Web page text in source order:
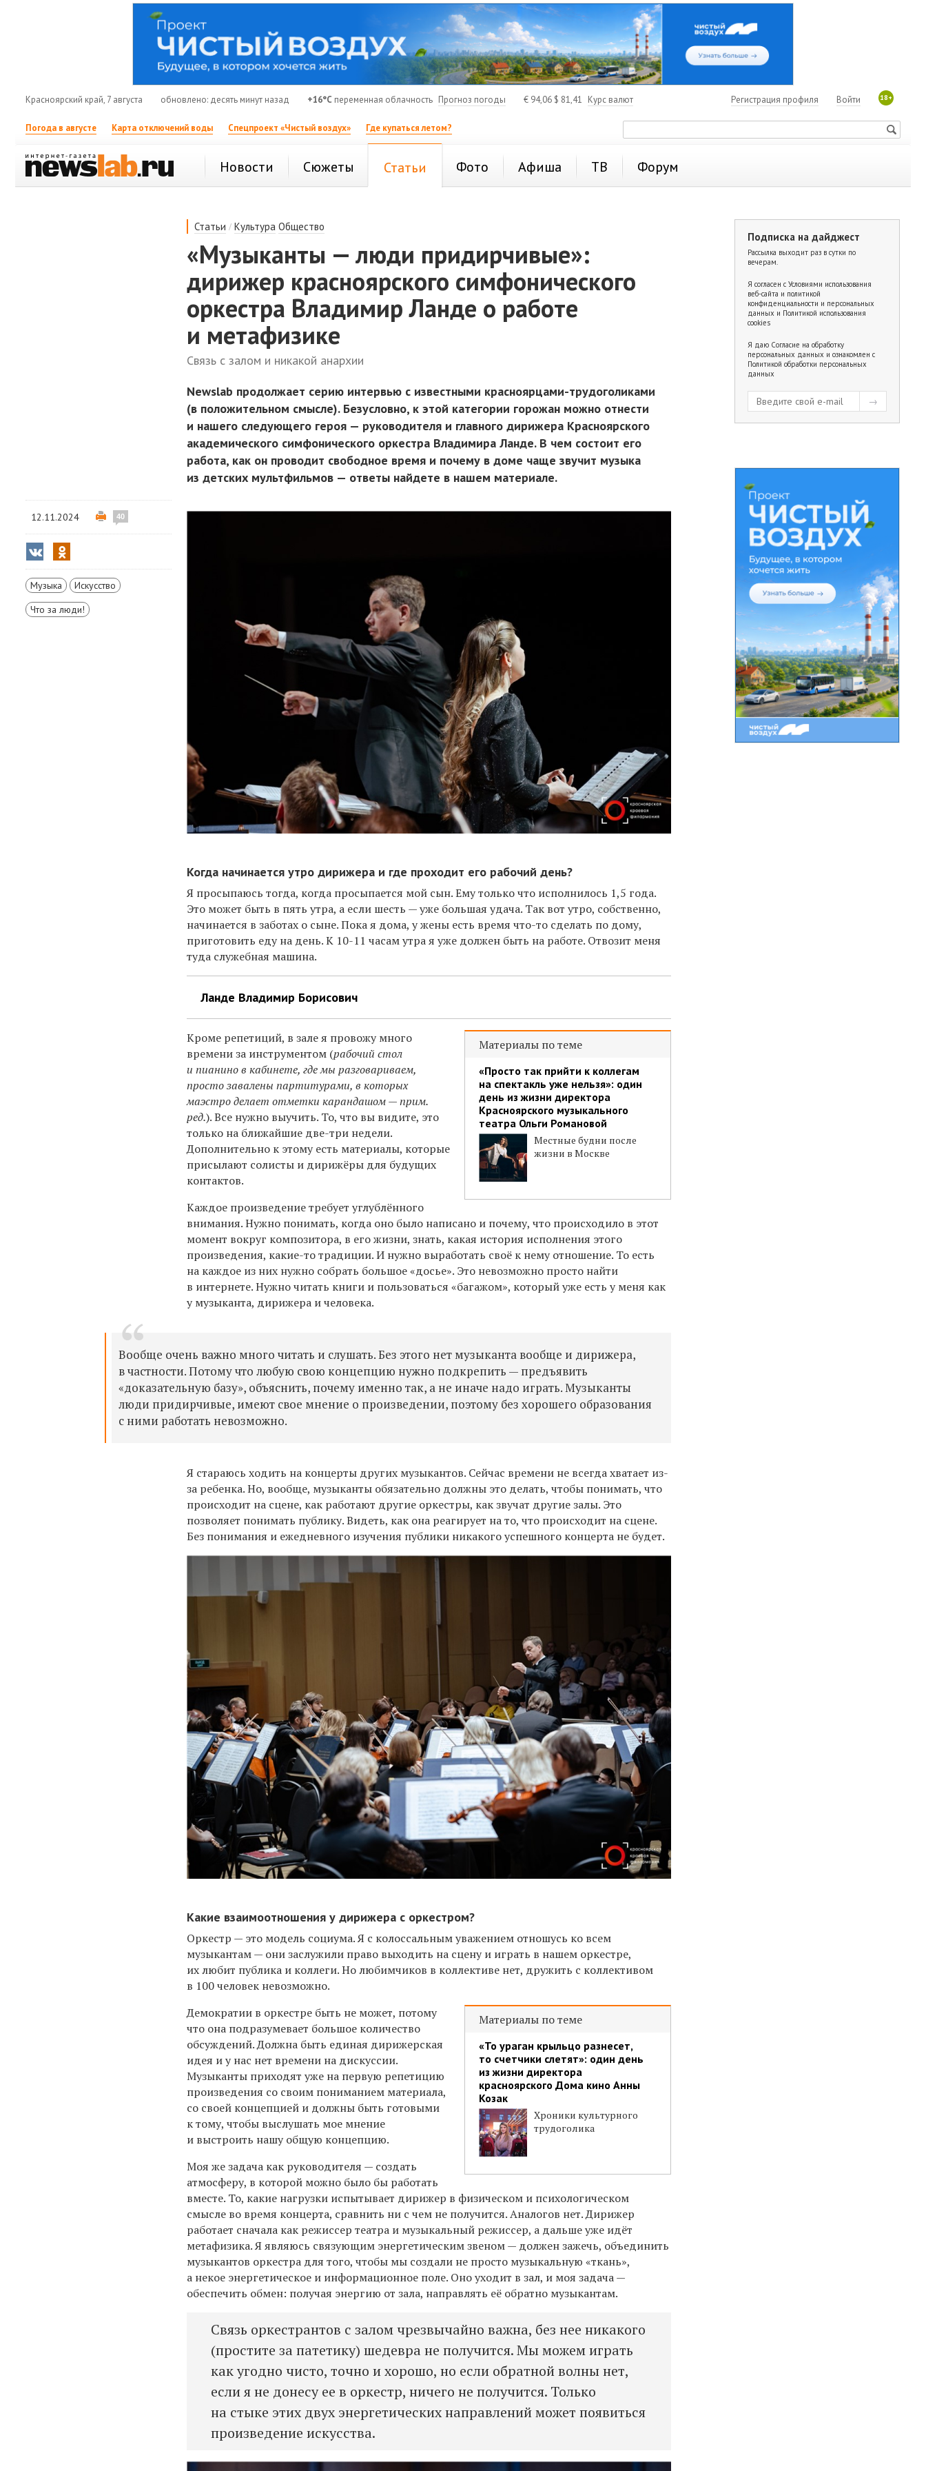
Красноярский край, 7 августа обновлено: десять минут назад +16°C переменная облачность Прогноз погоды € 94,06 $ 81,41 Курс валют 18+
Войти
Регистрация профиля
Погода в августе Карта отключений воды Спецпроект «Чистый воздух» Где купаться летом?
Новости Сюжеты Статьи Фото Афиша ТВ Форум
Статьи /Культура Общество
«Музыканты — люди придирчивые»:
дирижер красноярского симфонического
оркестра Владимир Ланде о работе
и метафизике
Связь с залом и никакой анархии
Newslab продолжает серию интервью с известными красноярцами-трудоголиками
(в положительном смысле). Безусловно, к этой категории горожан можно отнести
и нашего следующего героя — руководителя и главного дирижера Красноярского
академического симфонического оркестра Владимира Ланде. В чем состоит его
работа, как он проводит свободное время и почему в доме чаще звучит музыка
из детских мультфильмов — ответы найдете в нашем материале.
12.11.2024 40
Музыка
Искусство
Что за люди!
Когда начинается утро дирижера и где проходит его рабочий день?
Я просыпаюсь тогда, когда просыпается мой сын. Ему только что исполнилось 1,5 года.
Это может быть в пять утра, а если шесть — уже большая удача. Так вот утро, собственно,
начинается в заботах о сыне. Пока я дома, у жены есть время что-то сделать по дому,
приготовить еду на день. К 10-11 часам утра я уже должен быть на работе. Отвозит меня
туда служебная машина.
Ланде Владимир Борисович
Материалы по теме
«Просто так прийти к коллегам
на спектакль уже нельзя»: один
день из жизни директора
Красноярского музыкального
театра Ольги Романовой
Местные будни после
жизни в Москве
Кроме репетиций, в зале я провожу много
времени за инструментом (рабочий стол
и пианино в кабинете, где мы разговариваем,
просто завалены партитурами, в которых
маэстро делает отметки карандашом — прим.
ред.). Все нужно выучить. То, что вы видите, это
только на ближайшие две-три недели.
Дополнительно к этому есть материалы, которые
присылают солисты и дирижёры для будущих
контактов.
Каждое произведение требует углублённого
внимания. Нужно понимать, когда оно было написано и почему, что происходило в этот
момент вокруг композитора, в его жизни, знать, какая история исполнения этого
произведения, какие-то традиции. И нужно выработать своё к нему отношение. То есть
на каждое из них нужно собрать большое «досье». Это невозможно просто найти
в интернете. Нужно читать книги и пользоваться «багажом», который уже есть у меня как
у музыканта, дирижера и человека.
Вообще очень важно много читать и слушать. Без этого нет музыканта вообще и дирижера,
в частности. Потому что любую свою концепцию нужно подкрепить — предъявить
«доказательную базу», объяснить, почему именно так, а не иначе надо играть. Музыканты
люди придирчивые, имеют свое мнение о произведении, поэтому без хорошего образования
с ними работать невозможно.
Я стараюсь ходить на концерты других музыкантов. Сейчас времени не всегда хватает из-
за ребенка. Но, вообще, музыканты обязательно должны это делать, чтобы понимать, что
происходит на сцене, как работают другие оркестры, как звучат другие залы. Это
позволяет понимать публику. Видеть, как она реагирует на то, что происходит на сцене.
Без понимания и ежедневного изучения публики никакого успешного концерта не будет.
Какие взаимоотношения у дирижера с оркестром?
Оркестр — это модель социума. Я с колоссальным уважением отношусь ко всем
музыкантам — они заслужили право выходить на сцену и играть в нашем оркестре,
их любит публика и коллеги. Но любимчиков в коллективе нет, дружить с коллективом
в 100 человек невозможно.
Материалы по теме
«То ураган крыльцо разнесет,
то счетчики слетят»: один день
из жизни директора
красноярского Дома кино Анны
Козак
Хроники культурного
трудоголика
Демократии в оркестре быть не может, потому
что она подразумевает большое количество
обсуждений. Должна быть единая дирижерская
идея и у нас нет времени на дискуссии.
Музыканты приходят уже на первую репетицию
произведения со своим пониманием материала,
со своей концепцией и должны быть готовыми
к тому, чтобы выслушать мое мнение
и выстроить нашу общую концепцию.
Моя же задача как руководителя — создать
атмосферу, в которой можно было бы работать
вместе. То, какие нагрузки испытывает дирижер в физическом и психологическом
смысле во время концерта, сравнить ни с чем не получится. Аналогов нет. Дирижер
работает сначала как режиссер театра и музыкальный режиссер, а дальше уже идёт
метафизика. Я являюсь связующим энергетическим звеном — должен зажечь, объединить
музыкантов оркестра для того, чтобы мы создали не просто музыкальную «ткань»,
а некое энергетическое и информационное поле. Оно уходит в зал, и моя задача —
обеспечить обмен: получая энергию от зала, направлять её обратно музыкантам.
Связь оркестрантов с залом чрезвычайно важна, без нее никакого
(простите за патетику) шедевра не получится. Мы можем играть
как угодно чисто, точно и хорошо, но если обратной волны нет,
если я не донесу ее в оркестр, ничего не получится. Только
на стыке этих двух энергетических направлений может появиться
произведение искусства.
Подписка на дайджест
Рассылка выходит раз в сутки по
вечерам.
Я согласен с Условиями использования
веб-сайта и политикой
конфиденциальности и персональных
данных и Политикой использования
cookies
Я даю Согласие на обработку
персональных данных и ознакомлен с
Политикой обработки персональных
данных